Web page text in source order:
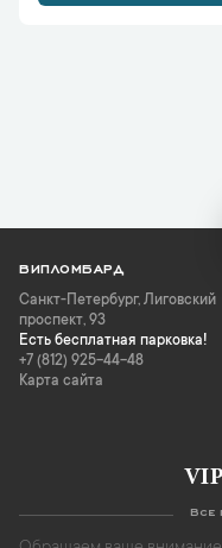
ВИПЛОМБАРД
Санкт-Петербург, Лиговский
проспект, 93
Есть бесплатная парковка!
+7 (812) 925-44-48
Карта сайта
Все